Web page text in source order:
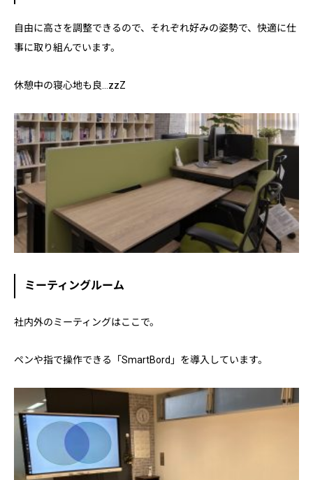
自由に高さを調整できるので、それぞれ好みの姿勢で、快適に仕
事に取り組んでいます。
休憩中の寝心地も良…zzZ
ミーティングルーム
社内外のミーティングはここで。
ペンや指で操作できる「SmartBord」を導入しています。